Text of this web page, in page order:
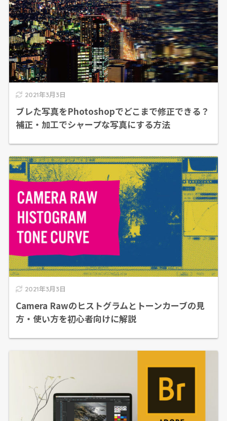
2021年3月3日
ブレた写真をPhotoshopでどこまで修正できる？
補正・加工でシャープな写真にする方法
2021年3月3日
Camera Rawのヒストグラムとトーンカーブの見
方・使い方を初心者向けに解説